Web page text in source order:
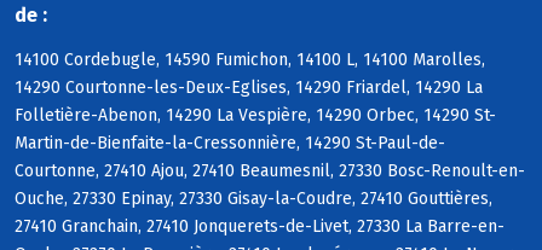
de :
14100 Cordebugle, 14590 Fumichon, 14100 L, 14100 Marolles,
14290 Courtonne-les-Deux-Eglises, 14290 Friardel, 14290 La
Folletière-Abenon, 14290 La Vespière, 14290 Orbec, 14290 St-
Martin-de-Bienfaite-la-Cressonnière, 14290 St-Paul-de-
Courtonne, 27410 Ajou, 27410 Beaumesnil, 27330 Bosc-Renoult-en-
Ouche, 27330 Epinay, 27330 Gisay-la-Coudre, 27410 Gouttières,
27410 Granchain, 27410 Jonquerets-de-Livet, 27330 La Barre-en-